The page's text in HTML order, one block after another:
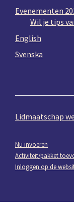
Evenementen
Wil je tips
English
Svenska
Lidmaatschap
Nu invoeren
Activiteit/pakket
Inloggen op de